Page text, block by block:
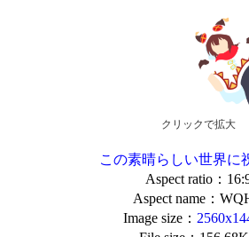
クリックで拡大
この素晴らしい世界に
Aspect ratio：
Aspect name：
Image size：